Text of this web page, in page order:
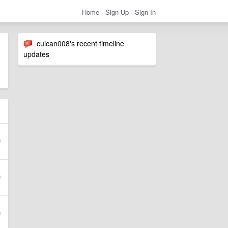
Home Sign Up Sign In
cuican008's recent timeline
updates